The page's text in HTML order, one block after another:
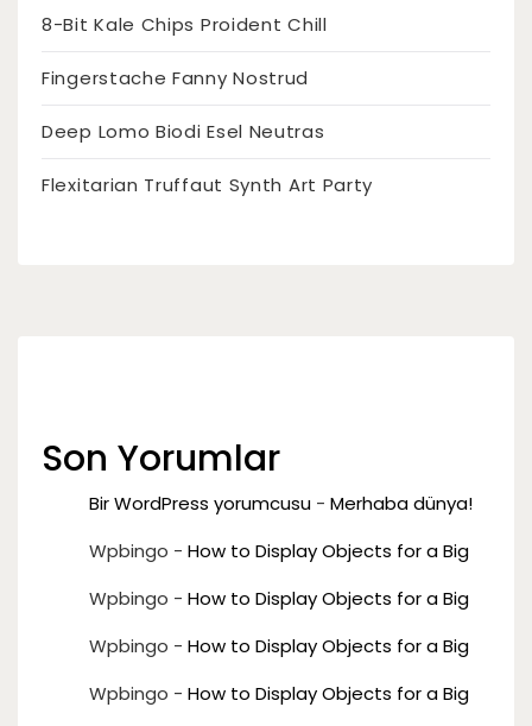
8-Bit Kale Chips Proident Chill
Fingerstache Fanny Nostrud
Deep Lomo Biodi Esel Neutras
Flexitarian Truffaut Synth Art Party
Son Yorumlar
Bir WordPress yorumcusu - Merhaba dünya!
Wpbingo - How to Display Objects for a Big
Wpbingo - How to Display Objects for a Big
Wpbingo - How to Display Objects for a Big
Wpbingo - How to Display Objects for a Big